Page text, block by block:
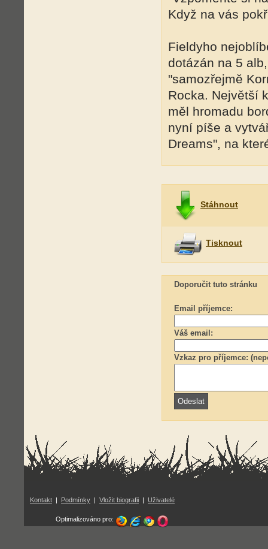
Když na vás
Fieldyho
dotázán na 5
"samozřejmě
Rocka. Největší
měl hromadu
nyní píše a
Dreams", na
Stáhnout
Tisknout
Doporučit tuto stránku
Email příjemce:
Váš email:
Vzkaz pro příjemce:
Kontakt | Podmínky | Vložit biografii | Uživatelé
Optimalizováno pro: